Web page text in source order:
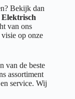
Bekijk dan
Elektrisch
van ons
op onze
van de beste
assortiment
service. Wij